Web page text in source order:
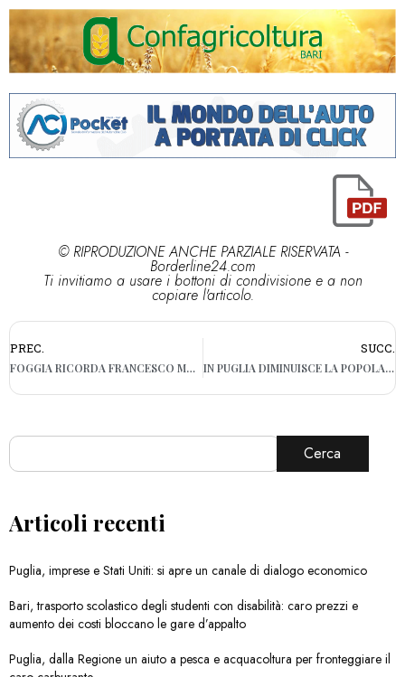
© RIPRODUZIONE ANCHE PARZIALE RISERVATA -
Borderline24.com
Ti invitiamo a usare i bottoni di condivisione e a non
copiare l'articolo.
PREC.
FOGGIA RICORDA FRANCESCO MARCONE: “NON DOBBIAMO ARRENDERCI”
SUCC.
IN PUGLIA DIMINUISCE LA POPOLAZIONE, TASSO DI NATALITÀ TRA I PIÙ BASSI
Cerca
Articoli recenti
Puglia, imprese e Stati Uniti: si apre un canale di dialogo economico
Bari, trasporto scolastico degli studenti con disabilità: caro prezzi e
aumento dei costi bloccano le gare d’appalto
Puglia, dalla Regione un aiuto a pesca e acquacoltura per fronteggiare il